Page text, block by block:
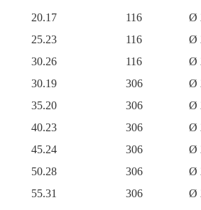
20.17 116 Ø
25.23 116 Ø
30.26 116 Ø
30.19 306 Ø
35.20 306 Ø
40.23 306 Ø
45.24 306 Ø
50.28 306 Ø
55.31 306 Ø